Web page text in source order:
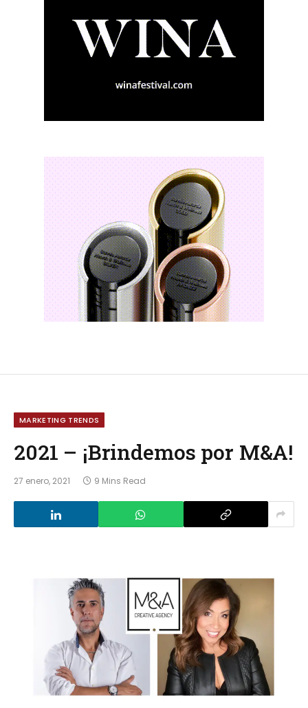
MARKETING TRENDS
2021 – ¡Brindemos por M&A!
27 enero, 2021 9 Mins Read